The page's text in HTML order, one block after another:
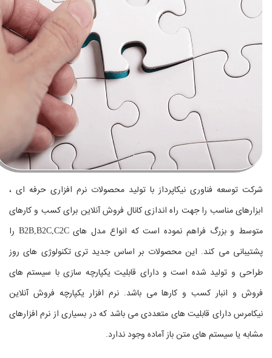
شرکت توسعه فناوری نیکاپرداز با تولید محصولات نرم افزاری حرفه ای ،
ابزارهای مناسب را جهت راه اندازی کانال فروش آنلاین برای کسب و کارهای
متوسط و بزرگ فراهم نموده است که انواع مدل های B2B,B2C,C2C را
پشتیبانی می کند. این محصولات بر اساس جدید تری تکنولوژی های روز
طراحی و تولید شده است و دارای قابلیت یکپارچه سازی با سیستم های
فروش و انبار کسب و کارها می باشد. نرم افزار یکپارچه فروش آنلاین
نیکامرس دارای قابلیت های متعددی می باشد که در بسیاری از نرم افزارهای
مشابه یا سیستم های متن باز آماده وجود ندارد.